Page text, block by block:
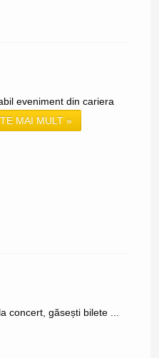
eveniment din cariera
MAI MULT »
găsești bilete ...